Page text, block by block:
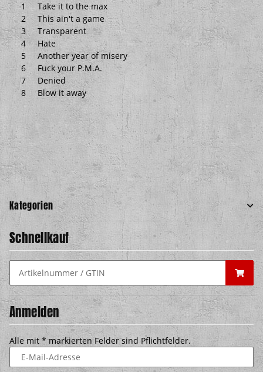
1 Take it to the max
2 This ain't a game
3 Transparent
4 Hate
5 Another year of misery
6 Fuck your P.M.A.
7 Denied
8 Blow it away
Kategorien
Schnellkauf
Anmelden
Alle mit *markierten Felder sind Pflichtfelder.
E-Mail-Adresse